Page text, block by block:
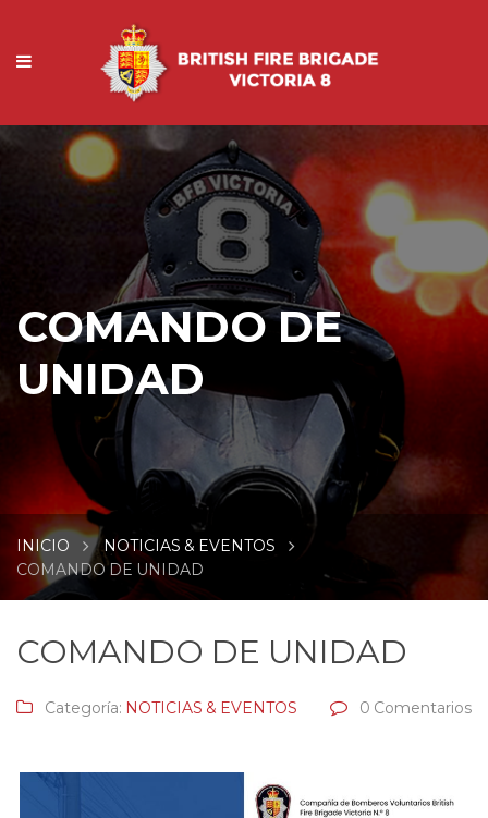
COMANDO DE
UNIDAD
INICIO
NOTICIAS & EVENTOS
COMANDO DE UNIDAD
COMANDO DE UNIDAD
Categoría: NOTICIAS & EVENTOS 0 Comentarios